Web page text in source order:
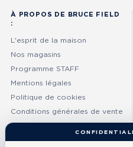
À PROPOS DE BRUCE FIELD
:
L'esprit de la maison
Nos magasins
Programme STAFF
Mentions légales
Politique de cookies
Conditions générales de vente